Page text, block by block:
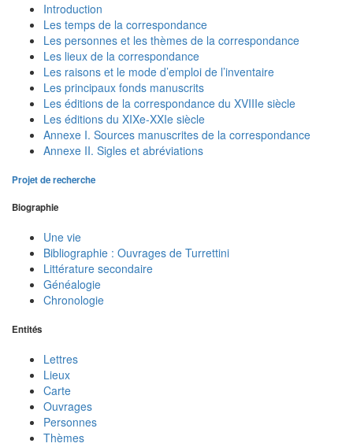
Introduction
Les temps de la correspondance
Les personnes et les thèmes de la correspondance
Les lieux de la correspondance
Les raisons et le mode d’emploi de l’inventaire
Les principaux fonds manuscrits
Les éditions de la correspondance du XVIIIe siècle
Les éditions du XIXe-XXIe siècle
Annexe I. Sources manuscrites de la correspondance
Annexe II. Sigles et abréviations
Projet de recherche
Biographie
Une vie
Bibliographie : Ouvrages de Turrettini
Littérature secondaire
Généalogie
Chronologie
Entités
Lettres
Lieux
Carte
Ouvrages
Personnes
Thèmes